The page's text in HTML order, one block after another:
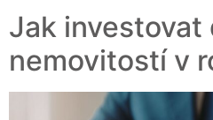
Jak investovat
nemovitostí v